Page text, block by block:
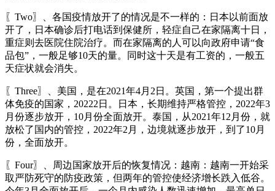
〖Two〗、各国疫情放开了的情况是不一样的：日本以前面放
开了，日本确诊后打电话到保健所，轻症自己在家隔离十日，
重症则去医院住院治疗。而在家隔离的人可以向政府申请“食
品包”，一般足够10天的量。同时这十天是有工资的，一般五
天症状就会消失。
〖Three〗、美国，是在2021年4月2日。英国，第一个提出群
体免疫的国家，20222日。日本，长期维持严格管控，2022年3
月份逐步放开，10月份全面放开。泰国，从2021年12月份，就
放松了国内的管控，2022年2月，边境就逐步放开，到了10月
份，全面放开。
〖Four〗、周边国家放开后的恢复情况：越南：越南一开始采
取严防死守的防疫政策，但两年的管控使经济增长跌入低谷。